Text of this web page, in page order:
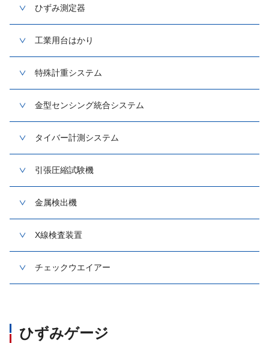
ひずみ測定器
工業用台はかり
特殊計重システム
金型センシング統合システム
タイバー計測システム
引張圧縮試験機
金属検出機
X線検査装置
チェックウエイアー
ひずみゲージ